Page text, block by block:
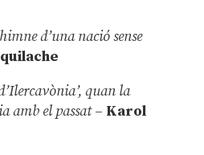
d’una nació sense
quan la
amb el passat– Karol